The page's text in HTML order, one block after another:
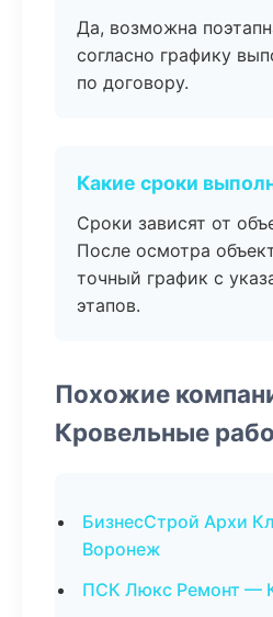
Да, возможна
согласно графику
по договору.
Какие сроки
Сроки зависят от
После осмотра
точный график с
этапов.
Похожие
Кровельные
БизнесСтрой Архи
Воронеж
ПСК Люкс Ремонт —